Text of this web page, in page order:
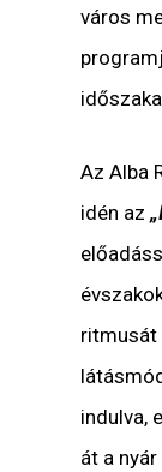
város
Az Alba
idén az
ritmusát
indulva,
át a